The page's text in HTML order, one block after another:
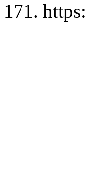
171.